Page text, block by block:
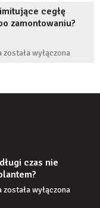
wiarygodność
produktu?
gdy
implant
zaczyna
cegłę
zamontowaniu?
Czy
zamontowaniu?
została wyłączona
czas nie
Co
została wyłączona